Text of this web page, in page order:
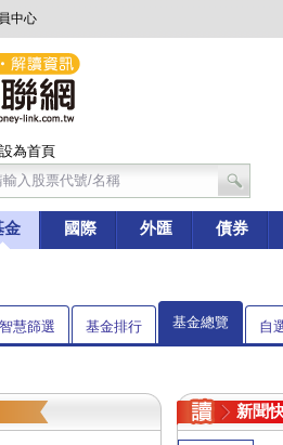
中心
設為首頁
金 國際 外匯 債券
智慧篩選 基金排行 基金總覽 自
新聞